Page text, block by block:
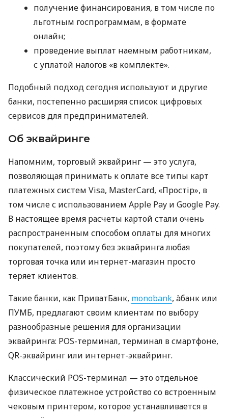
получение финансирования, в том числе по
льготным госпрограммам, в формате
онлайн;
проведение выплат наемным работникам,
с уплатой налогов «в комплекте».
Подобный подход сегодня используют и другие
банки, постепенно расширяя список цифровых
сервисов для предпринимателей.
Об эквайринге
Напомним, торговый эквайринг — это услуга,
позволяющая принимать к оплате все типы карт
платежных систем Visa, MasterCard, «Простір», в
том числе с использованием Apple Pay и Google Pay.
В настоящее время расчеты картой стали очень
распространенным способом оплаты для многих
покупателей, поэтому без эквайринга любая
торговая точка или интернет-магазин просто
теряет клиентов.
Такие банки, как ПриватБанк, monobank, àбанк или
ПУМБ, предлагают своим клиентам по выбору
разнообразные решения для организации
эквайринга: POS-терминал, терминал в смартфоне,
QR-эквайринг или интернет-эквайринг.
Классический POS-терминал — это отдельное
физическое платежное устройство со встроенным
чековым принтером, которое устанавливается в